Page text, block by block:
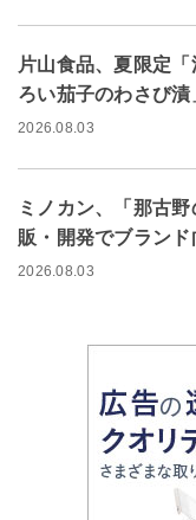
片山食品、夏限定
ろい茄子のわさび漬
2026.08.03
ミノカン、「那古
販・開発でブランド
2026.08.03